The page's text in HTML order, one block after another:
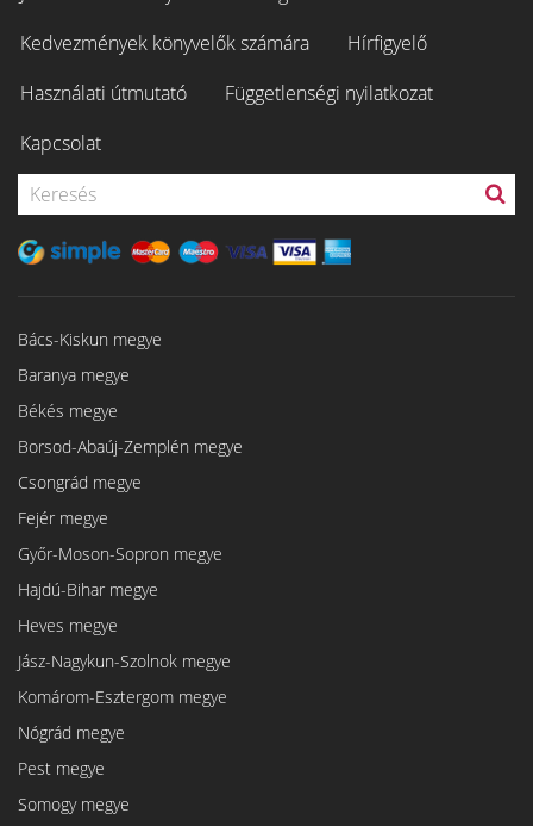
Kedvezmények könyvelők számára
Hírfigyelő
Használati útmutató
Függetlenségi nyilatkozat
Kapcsolat
Bács-Kiskun megye
Baranya megye
Békés megye
Borsod-Abaúj-Zemplén megye
Csongrád megye
Fejér megye
Győr-Moson-Sopron megye
Hajdú-Bihar megye
Heves megye
Jász-Nagykun-Szolnok megye
Komárom-Esztergom megye
Nógrád megye
Pest megye
Somogy megye